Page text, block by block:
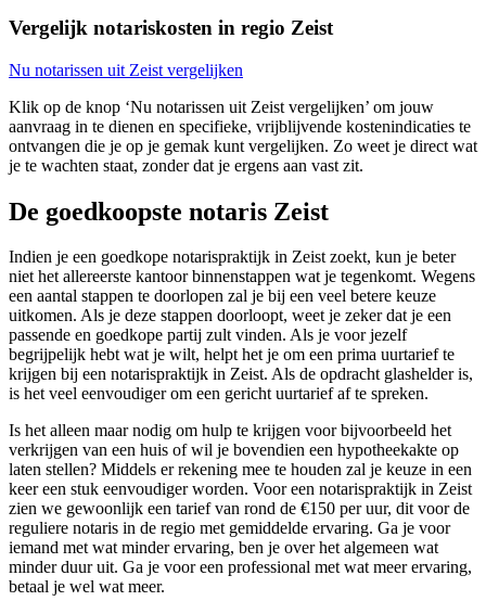
Vergelijk notariskosten in regio Zeist
Nu notarissen uit Zeist vergelijken
Klik op de knop ‘Nu notarissen uit Zeist vergelijken’ om jouw
aanvraag in te dienen en specifieke, vrijblijvende kostenindicaties te
ontvangen die je op je gemak kunt vergelijken. Zo weet je direct wat
je te wachten staat, zonder dat je ergens aan vast zit.
De goedkoopste notaris Zeist
Indien je een goedkope notarispraktijk in Zeist zoekt, kun je beter
niet het allereerste kantoor binnenstappen wat je tegenkomt. Wegens
een aantal stappen te doorlopen zal je bij een veel betere keuze
uitkomen. Als je deze stappen doorloopt, weet je zeker dat je een
passende en goedkope partij zult vinden. Als je voor jezelf
begrijpelijk hebt wat je wilt, helpt het je om een prima uurtarief te
krijgen bij een notarispraktijk in Zeist. Als de opdracht glashelder is,
is het veel eenvoudiger om een gericht uurtarief af te spreken.
Is het alleen maar nodig om hulp te krijgen voor bijvoorbeeld het
verkrijgen van een huis of wil je bovendien een hypotheekakte op
laten stellen? Middels er rekening mee te houden zal je keuze in een
keer een stuk eenvoudiger worden. Voor een notarispraktijk in Zeist
zien we gewoonlijk een tarief van rond de €150 per uur, dit voor de
reguliere notaris in de regio met gemiddelde ervaring. Ga je voor
iemand met wat minder ervaring, ben je over het algemeen wat
minder duur uit. Ga je voor een professional met wat meer ervaring,
betaal je wel wat meer.